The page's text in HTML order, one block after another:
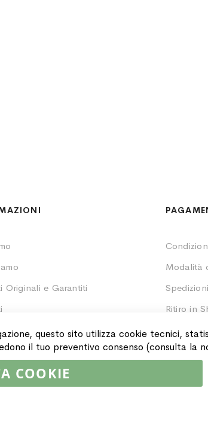
Originali e Garantiti
Modalità
Ritiro in
questo sito utilizza cookie tecnici,
il tuo preventivo consenso (consulta la
COOKIE